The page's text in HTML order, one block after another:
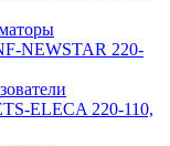
NEWSTAR 220-
ELECA 220-110,